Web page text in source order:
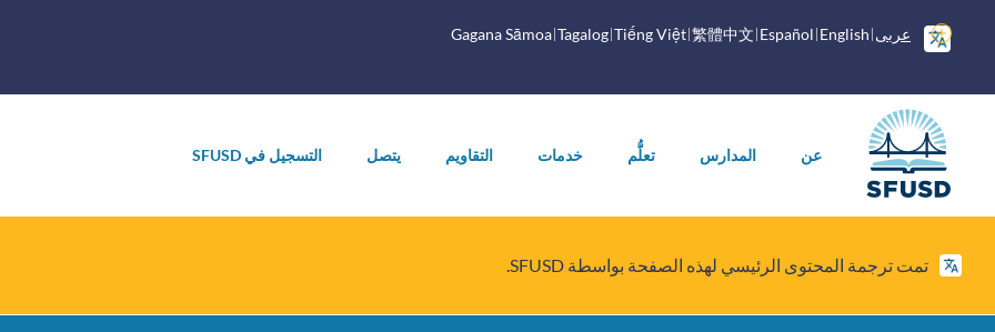
المحتوى
عربى English
Español
繁體中文
Tiếng Việt
Tagalog
Gagana Sāmoa
خيارات
إضافية
الرئيسية
عن المدارس تعلُّم خدمات التقاويم يتصل التسجيل في SFUSD
تمت ترجمة المحتوى الرئيسي لهذه الصفحة بواسطة SFUSD.